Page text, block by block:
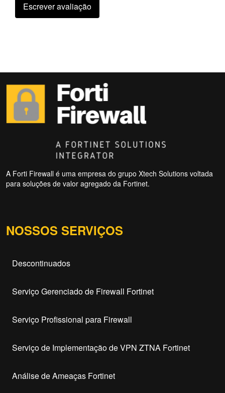
Escrever avaliação
A Forti Firewall é uma empresa do grupo Xtech Solutions voltada
para soluções de valor agregado da Fortinet.
NOSSOS SERVIÇOS
Descontinuados
Serviço Gerenciado de Firewall Fortinet
Serviço Profissional para Firewall
Serviço de Implementação de VPN ZTNA Fortinet
Análise de Ameaças Fortinet